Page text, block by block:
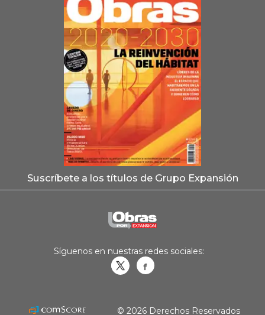
Suscríbete a los títulos de Grupo Expansión
Síguenos en nuestras redes sociales:
© 2026 Derechos Reservados